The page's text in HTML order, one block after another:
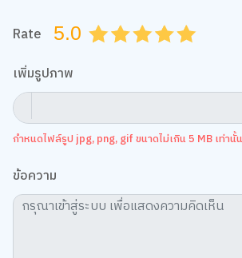
Rate 5.0 4.5
4.0
3.5
3.0
2.5
2.0
1.5
1.0
0.5
เพิ่มรูปภาพ
กำหนดไฟล์รูป jpg, png, gif ขนาดไม่เกิน 5 MB เท่านั้น
ข้อความ